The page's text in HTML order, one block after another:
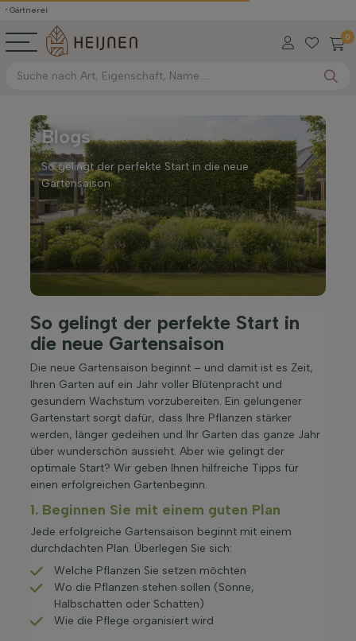
0
Blogs
So gelingt der perfekte Start in die neue
Gartensaison
So gelingt der perfekte Start in
die neue Gartensaison
Die neue Gartensaison beginnt – und damit ist es Zeit,
Ihren Garten auf ein Jahr voller Blütenpracht und
gesundem Wachstum vorzubereiten. Ein gelungener
Gartenstart sorgt dafür, dass Ihre Pflanzen stärker
werden, länger gedeihen und Ihr Garten das ganze Jahr
über wunderschön aussieht. Aber wie gelingt der
optimale Start? Wir geben Ihnen hilfreiche Tipps für
einen erfolgreichen Gartenbeginn.
1. Beginnen Sie mit einem guten Plan
Jede erfolgreiche Gartensaison beginnt mit einem
durchdachten Plan. Überlegen Sie sich:
Welche Pflanzen Sie setzen möchten
Wo die Pflanzen stehen sollen (Sonne,
Halbschatten oder Schatten)
Wie die Pflege organisiert wird